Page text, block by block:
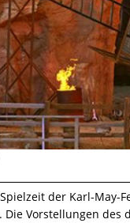
der Karl-May-
Die Vorstellungen des